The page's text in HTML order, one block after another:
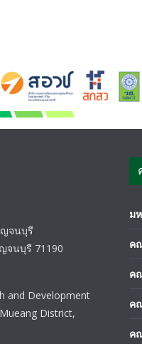
จนบุรี
จนบุรี 71190
and Development
District,
ม
ค
ค
ค
ค